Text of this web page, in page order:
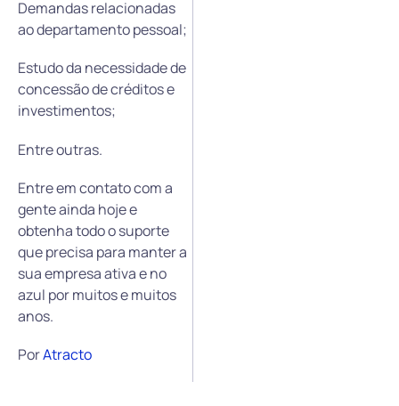
Demandas relacionadas
ao departamento pessoal;
Estudo da necessidade de
concessão de créditos e
investimentos;
Entre outras.
Entre em contato com a
gente ainda hoje e
obtenha todo o suporte
que precisa para manter a
sua empresa ativa e no
azul por muitos e muitos
anos.
PorAtracto